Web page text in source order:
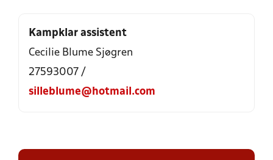
Kampklar assistent
Cecilie Blume Sjøgren
27593007 /
silleblume@hotmail.com